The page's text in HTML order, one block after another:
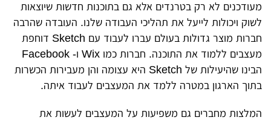
מעודכנים לא רק בטרנדים אלא גם בתוכנות חדשות שיוצאות
לשוק ויכולות לייעל את תהליכי העבודה שלנו. העובדה שהרבה
חברות מוצר גדולות בעולם עברו לעבוד עם Sketch דוחפת
מעצבים ללמוד את התוכנה. חברות כמו Wix ו- Facebook
הבינו שהיעילות של Sketch היא עצומה והן מעבירות הכשרות
בתוך הארגון במטרה ללמד את המעצבים לעבוד איתה.
המלצות מחברים גם משפיעות על המעצבים לעשות את